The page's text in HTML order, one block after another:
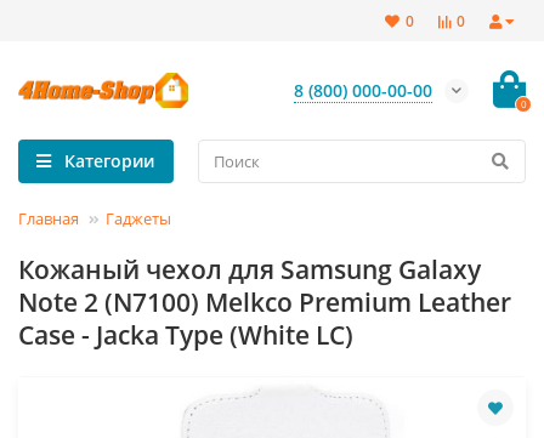
0
0
8 (800) 000-00-00
0
Категории
Главная Гаджеты
Кожаный чехол для Samsung Galaxy
Note 2 (N7100) Melkco Premium Leather
Case - Jacka Type (White LC)